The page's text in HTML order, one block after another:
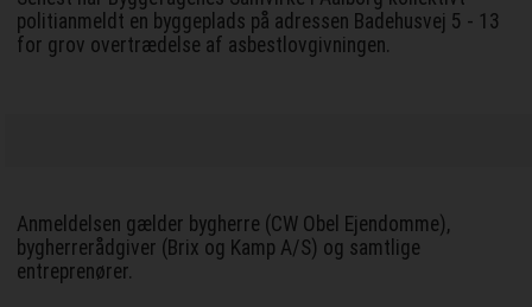
politianmeldt en byggeplads på adressen Badehusvej 5 - 13
for grov overtrædelse af asbestlovgivningen.
Anmeldelsen gælder bygherre (CW Obel Ejendomme),
bygherrerådgiver (Brix og Kamp A/S) og samtlige
entreprenører.